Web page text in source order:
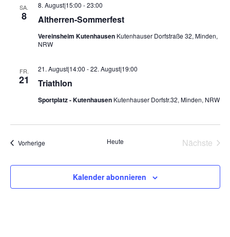
SA.
8 Altherren-Sommerfest
8. August|15:00 -23:00
Vereinsheim Kutenhausen Kutenhauser Dorfstraße 32, Minden,
NRW
FR.
21 Triathlon
21. August|14:00 -22. August|19:00
Sportplatz - Kutenhausen Kutenhauser Dorfstr.32, Minden, NRW
VorherigeVeranstaltungen Heute
Nächste
Kalender abonnieren